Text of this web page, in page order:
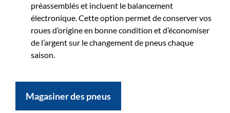
préassemblés et incluent le balancement
électronique. Cette option permet de conserver vos
roues d’origine en bonne condition et d’économiser
de l’argent sur le changement de pneus chaque
saison.
Magasiner des pneus